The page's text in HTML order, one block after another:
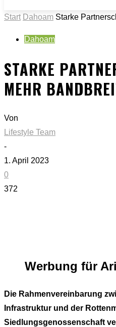
Start Dahoam Starke
Dahoam
STARKE
MEHR
Von
Lifestyle Team
-
1. April 2023
0
372
Werbung für
Die Rahmenvereinbarung
Infrastruktur und der
Siedlungsgenossenschaft